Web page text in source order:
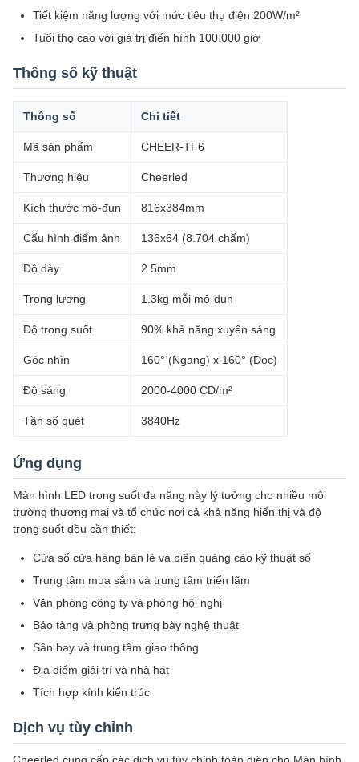
Tiết kiệm năng lượng với mức tiêu thụ điện 200W/m²
Tuổi thọ cao với giá trị điển hình 100.000 giờ
Thông số kỹ thuật
Thông số Chi tiết
Mã sản phẩm CHEER-TF6
Thương hiệu Cheerled
Kích thước mô-đun 816x384mm
Cấu hình điểm ảnh 136x64 (8.704 chấm)
Độ dày 2.5mm
Trọng lượng 1.3kg mỗi mô-đun
Độ trong suốt 90% khả năng xuyên sáng
Góc nhìn 160° (Ngang) x 160° (Dọc)
Độ sáng 2000-4000 CD/m²
Tần số quét 3840Hz
Ứng dụng
Màn hình LED trong suốt đa năng này lý tưởng cho nhiều môi
trường thương mại và tổ chức nơi cả khả năng hiển thị và độ
trong suốt đều cần thiết:
Cửa sổ cửa hàng bán lẻ và biển quảng cáo kỹ thuật số
Trung tâm mua sắm và trung tâm triển lãm
Văn phòng công ty và phòng hội nghị
Bảo tàng và phòng trưng bày nghệ thuật
Sân bay và trung tâm giao thông
Địa điểm giải trí và nhà hát
Tích hợp kính kiến trúc
Dịch vụ tùy chỉnh